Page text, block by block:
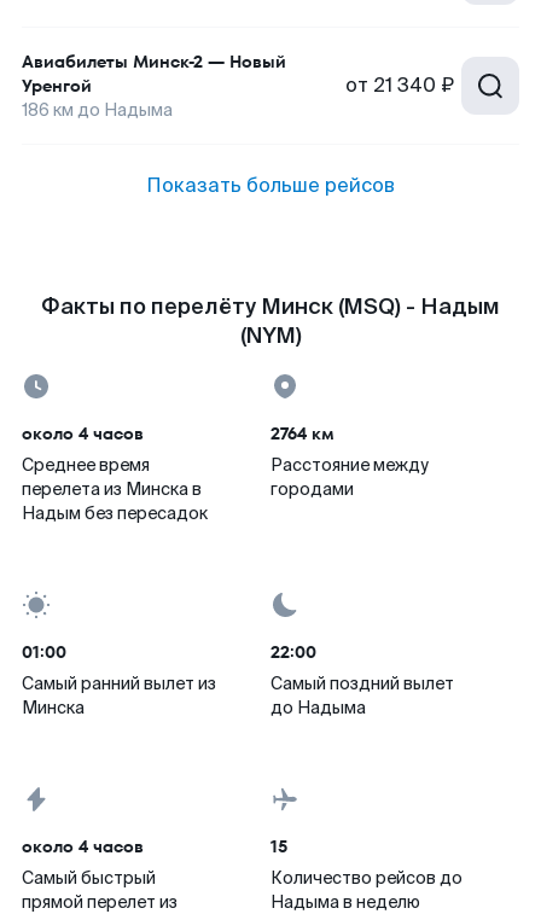
Авиабилеты Минск-2 — Новый
Уренгой
186 км до Надыма
от 21 340 ₽
Показать больше рейсов
Факты по перелёту Минск (MSQ) - Надым
(NYM)
около 4 часов
Среднее время
перелета из Минска в
Надым без пересадок
2764 км
Расстояние между
городами
01:00
Самый ранний вылет из
Минска
22:00
Самый поздний вылет
до Надыма
около 4 часов
Самый быстрый
прямой перелет из
15
Количество рейсов до
Надыма в неделю